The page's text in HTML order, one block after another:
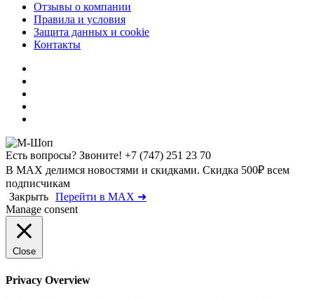
Отзывы о компании
Правила и условия
Защита данных и cookie
Контакты
Есть вопросы? Звоните! +7 (747) 251 23 70
В MAX делимся новостями и скидками. Скидка 500₽ всем
подписчикам
Закрыть Перейти в MAX ➜
Manage consent
Close
Privacy Overview